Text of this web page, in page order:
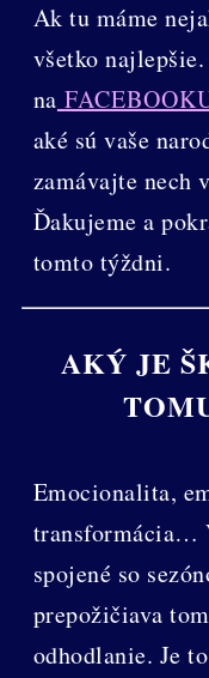
Ak tu máme
všetko
na
aké sú vaše
zamávajte nech
Ďakujeme a
tomto týždni.
AKÝ JE
Emocionalita,
transformácia…
spojené so
prepožičiava
odhodlanie. Je